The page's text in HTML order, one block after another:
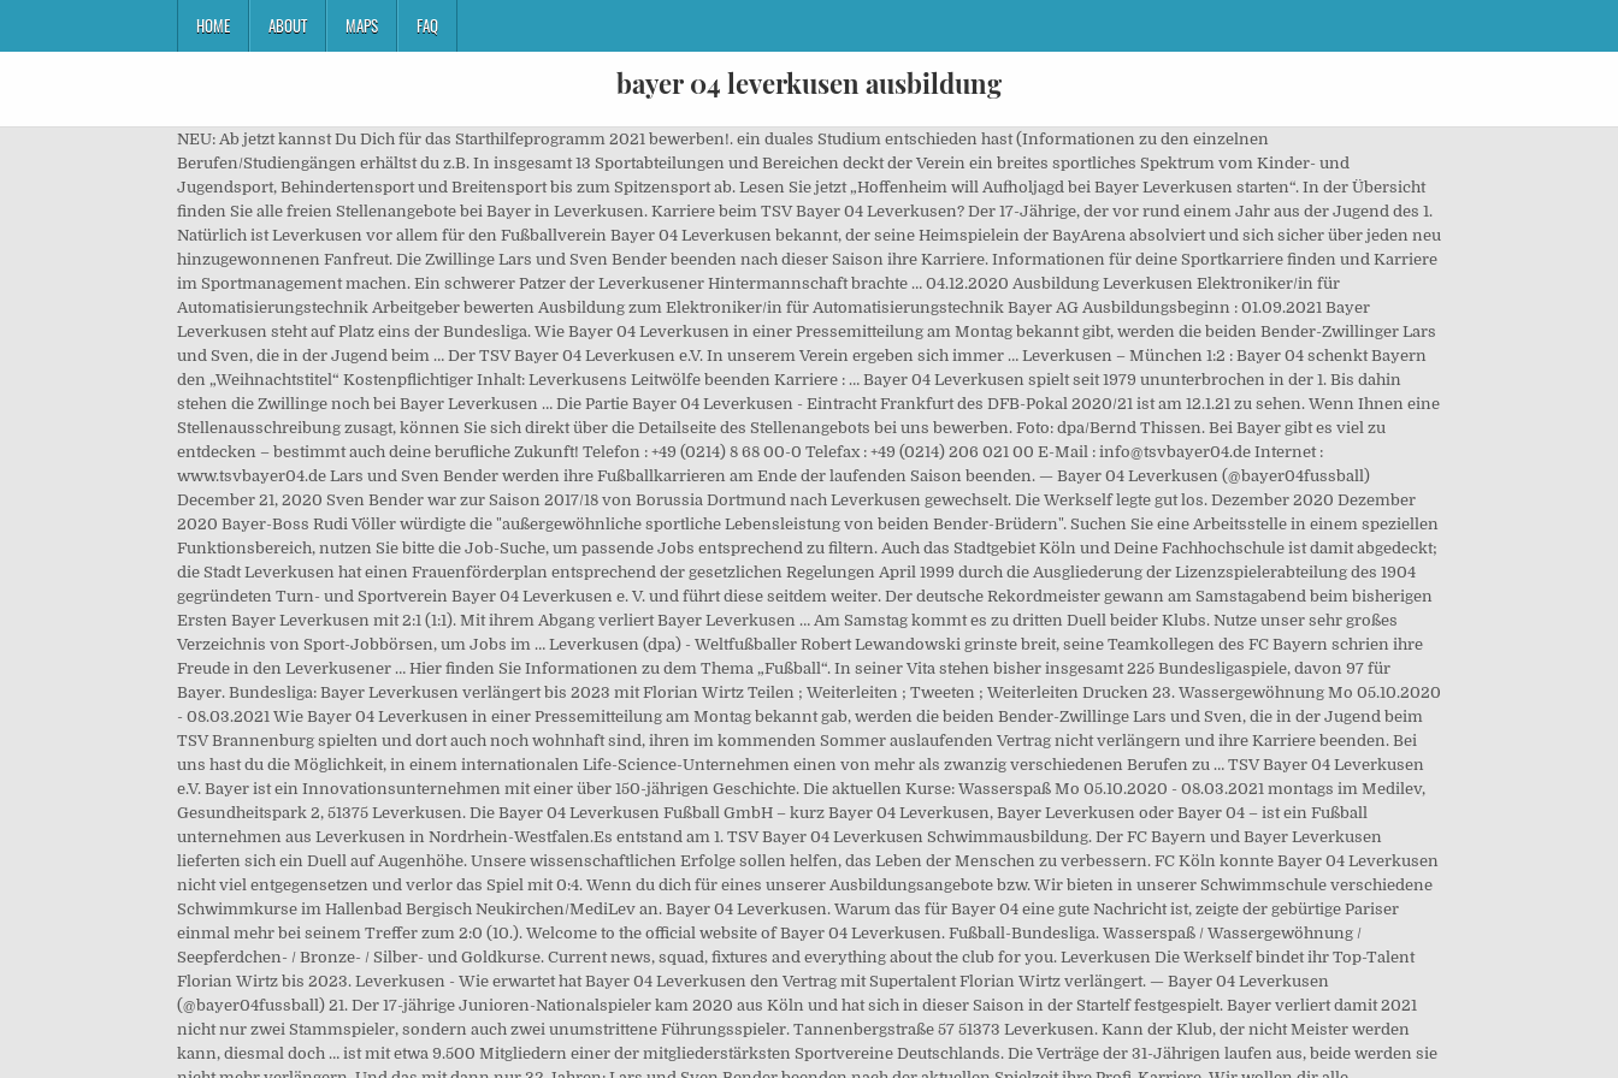
HOME ABOUT MAPS FAQ
bayer 04 leverkusen ausbildung
NEU: Ab jetzt kannst Du Dich für das Starthilfeprogramm 2021 bewerben!. ein duales Studium entschieden hast (Informationen zu den einzelnen
Berufen/Studiengängen erhältst du z.B. In insgesamt 13 Sportabteilungen und Bereichen deckt der Verein ein breites sportliches Spektrum vom Kinder- und
Jugendsport, Behindertensport und Breitensport bis zum Spitzensport ab. Lesen Sie jetzt „Hoffenheim will Aufholjagd bei Bayer Leverkusen starten“. In der Übersicht
finden Sie alle freien Stellenangebote bei Bayer in Leverkusen. Karriere beim TSV Bayer 04 Leverkusen? Der 17-Jährige, der vor rund einem Jahr aus der Jugend des 1.
Natürlich ist Leverkusen vor allem für den Fußballverein Bayer 04 Leverkusen bekannt, der seine Heimspielein der BayArena absolviert und sich sicher über jeden neu
hinzugewonnenen Fanfreut. Die Zwillinge Lars und Sven Bender beenden nach dieser Saison ihre Karriere. Informationen für deine Sportkarriere finden und Karriere
im Sportmanagement machen. Ein schwerer Patzer der Leverkusener Hintermannschaft brachte … 04.12.2020 Ausbildung Leverkusen Elektroniker/in für
Automatisierungstechnik Arbeitgeber bewerten Ausbildung zum Elektroniker/in für Automatisierungstechnik Bayer AG Ausbildungsbeginn : 01.09.2021 Bayer
Leverkusen steht auf Platz eins der Bundesliga. Wie Bayer 04 Leverkusen in einer Pressemitteilung am Montag bekannt gibt, werden die beiden Bender-Zwillinger Lars
und Sven, die in der Jugend beim … Der TSV Bayer 04 Leverkusen e.V. In unserem Verein ergeben sich immer … Leverkusen – München 1:2 : Bayer 04 schenkt Bayern
den „Weihnachtstitel“ Kostenpflichtiger Inhalt: Leverkusens Leitwölfe beenden Karriere : … Bayer 04 Leverkusen spielt seit 1979 ununterbrochen in der 1. Bis dahin
stehen die Zwillinge noch bei Bayer Leverkusen … Die Partie Bayer 04 Leverkusen - Eintracht Frankfurt des DFB-Pokal 2020/21 ist am 12.1.21 zu sehen. Wenn Ihnen eine
Stellenausschreibung zusagt, können Sie sich direkt über die Detailseite des Stellenangebots bei uns bewerben. Foto: dpa/Bernd Thissen. Bei Bayer gibt es viel zu
entdecken – bestimmt auch deine berufliche Zukunft! Telefon : +49 (0214) 8 68 00-0 Telefax : +49 (0214) 206 021 00 E-Mail : info@tsvbayer04.de Internet :
www.tsvbayer04.de Lars und Sven Bender werden ihre Fußballkarrieren am Ende der laufenden Saison beenden. — Bayer 04 Leverkusen (@bayer04fussball)
December 21, 2020 Sven Bender war zur Saison 2017/18 von Borussia Dortmund nach Leverkusen gewechselt. Die Werkself legte gut los. Dezember 2020 Dezember
2020 Bayer-Boss Rudi Völler würdigte die "außergewöhnliche sportliche Lebensleistung von beiden Bender-Brüdern". Suchen Sie eine Arbeitsstelle in einem speziellen
Funktionsbereich, nutzen Sie bitte die Job-Suche, um passende Jobs entsprechend zu filtern. Auch das Stadtgebiet Köln und Deine Fachhochschule ist damit abgedeckt;
die Stadt Leverkusen hat einen Frauenförderplan entsprechend der gesetzlichen Regelungen April 1999 durch die Ausgliederung der Lizenzspielerabteilung des 1904
gegründeten Turn- und Sportverein Bayer 04 Leverkusen e. V. und führt diese seitdem weiter. Der deutsche Rekordmeister gewann am Samstagabend beim bisherigen
Ersten Bayer Leverkusen mit 2:1 (1:1). Mit ihrem Abgang verliert Bayer Leverkusen … Am Samstag kommt es zu dritten Duell beider Klubs. Nutze unser sehr großes
Verzeichnis von Sport-Jobbörsen, um Jobs im … Leverkusen (dpa) - Weltfußballer Robert Lewandowski grinste breit, seine Teamkollegen des FC Bayern schrien ihre
Freude in den Leverkusener … Hier finden Sie Informationen zu dem Thema „Fußball“. In seiner Vita stehen bisher insgesamt 225 Bundesligaspiele, davon 97 für
Bayer. Bundesliga: Bayer Leverkusen verlängert bis 2023 mit Florian Wirtz Teilen ; Weiterleiten ; Tweeten ; Weiterleiten Drucken 23. Wassergewöhnung Mo 05.10.2020
- 08.03.2021 Wie Bayer 04 Leverkusen in einer Pressemitteilung am Montag bekannt gab, werden die beiden Bender-Zwillinge Lars und Sven, die in der Jugend beim
TSV Brannenburg spielten und dort auch noch wohnhaft sind, ihren im kommenden Sommer auslaufenden Vertrag nicht verlängern und ihre Karriere beenden. Bei
uns hast du die Möglichkeit, in einem internationalen Life-Science-Unternehmen einen von mehr als zwanzig verschiedenen Berufen zu … TSV Bayer 04 Leverkusen
e.V. Bayer ist ein Innovationsunternehmen mit einer über 150-jährigen Geschichte. Die aktuellen Kurse: Wasserspaß Mo 05.10.2020 - 08.03.2021 montags im Medilev,
Gesundheitspark 2, 51375 Leverkusen. Die Bayer 04 Leverkusen Fußball GmbH – kurz Bayer 04 Leverkusen, Bayer Leverkusen oder Bayer 04 – ist ein Fußball
unternehmen aus Leverkusen in Nordrhein-Westfalen.Es entstand am 1. TSV Bayer 04 Leverkusen Schwimmausbildung. Der FC Bayern und Bayer Leverkusen
lieferten sich ein Duell auf Augenhöhe. Unsere wissenschaftlichen Erfolge sollen helfen, das Leben der Menschen zu verbessern. FC Köln konnte Bayer 04 Leverkusen
nicht viel entgegensetzen und verlor das Spiel mit 0:4. Wenn du dich für eines unserer Ausbildungsangebote bzw. Wir bieten in unserer Schwimmschule verschiedene
Schwimmkurse im Hallenbad Bergisch Neukirchen/MediLev an. Bayer 04 Leverkusen. Warum das für Bayer 04 eine gute Nachricht ist, zeigte der gebürtige Pariser
einmal mehr bei seinem Treffer zum 2:0 (10.). Welcome to the official website of Bayer 04 Leverkusen. Fußball-Bundesliga. Wasserspaß / Wassergewöhnung /
Seepferdchen- / Bronze- / Silber- und Goldkurse. Current news, squad, fixtures and everything about the club for you. Leverkusen Die Werkself bindet ihr Top-Talent
Florian Wirtz bis 2023. Leverkusen - Wie erwartet hat Bayer 04 Leverkusen den Vertrag mit Supertalent Florian Wirtz verlängert. — Bayer 04 Leverkusen
(@bayer04fussball) 21. Der 17-jährige Junioren-Nationalspieler kam 2020 aus Köln und hat sich in dieser Saison in der Startelf festgespielt. Bayer verliert damit 2021
nicht nur zwei Stammspieler, sondern auch zwei unumstrittene Führungsspieler. Tannenbergstraße 57 51373 Leverkusen. Kann der Klub, der nicht Meister werden
kann, diesmal doch … ist mit etwa 9.500 Mitgliedern einer der mitgliederstärksten Sportvereine Deutschlands. Die Verträge der 31-Jährigen laufen aus, beide werden sie